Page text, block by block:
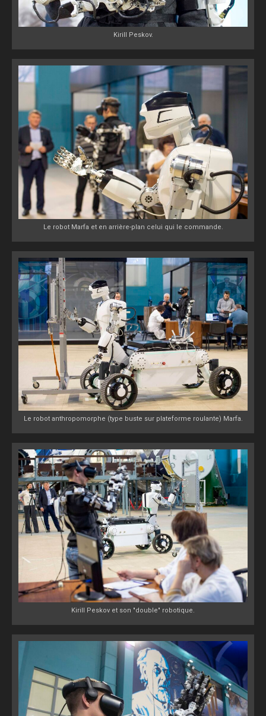
Kirill Peskov.
Le robot Marfa et en arrière-plan celui qui le commande.
Le robot anthropomorphe (type buste sur plateforme roulante) Marfa.
Kirill Peskov et son "double" robotique.